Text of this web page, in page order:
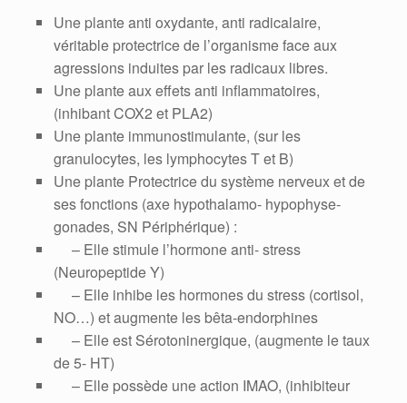
Une plante anti oxydante, anti radicalaire,
véritable protectrice de l’organisme face aux
agressions induites par les radicaux libres.
Une plante aux effets anti inflammatoires,
(inhibant COX2 et PLA2)
Une plante immunostimulante, (sur les
granulocytes, les lymphocytes T et B)
Une plante Protectrice du système nerveux et de
ses fonctions (axe hypothalamo- hypophyse-
gonades, SN Périphérique) :
– Elle stimule l’hormone anti- stress
(Neuropeptide Y)
– Elle inhibe les hormones du stress (cortisol,
NO…) et augmente les bêta-endorphines
– Elle est Sérotoninergique, (augmente le taux
de 5- HT)
– Elle possède une action IMAO, (inhibiteur